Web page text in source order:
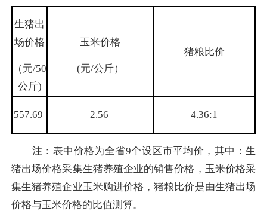
生猪出
场价格
（元/50
公斤)
玉米价格
(元/公斤）
猪粮比价
557.69 2.56 4.36:1
注：表中价格为全省9个设区市平均价，其中：生
猪出场价格采集生猪养殖企业的销售价格，玉米价格采
集生猪养殖企业玉米购进价格，猪粮比价是由生猪出场
价格与玉米价格的比值测算。